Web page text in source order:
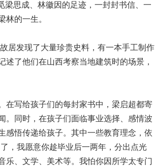
梁思成、林徽因的足迹，一封封书信、一
林的一生。
发现了大量珍贵史料，有一本手工制作
了他们在山西考察当地建筑时的场景，
写给孩子们的每封家书中，梁启超都寄
。同时，在孩子们面临事业选择、感情波
感悟传递给孩子。其中一些教育理念，依
，我愿意你趁毕业后一两年，分出点光
乐、文学、美术等。我怕你因所学太专门